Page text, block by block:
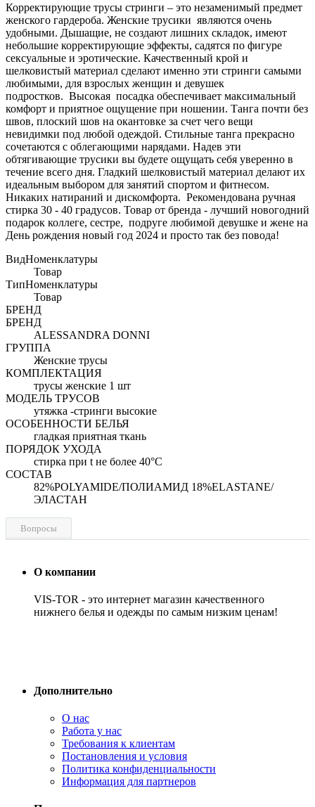
Корректирующие трусы стринги – это незаменимый предмет
женского гардероба. Женские трусики являются очень
удобными. Дышащие, не создают лишних складок, имеют
небольшие корректирующие эффекты, садятся по фигуре
сексуальные и эротические. Качественный крой и
шелковистый материал сделают именно эти стринги самыми
любимыми, для взрослых женщин и девушек
подростков. Высокая посадка обеспечивает максимальный
комфорт и приятное ощущение при ношении. Танга почти без
швов, плоский шов на окантовке за счет чего вещи
невидимки под любой одеждой. Стильные танга прекрасно
сочетаются с облегающими нарядами. Надев эти
обтягивающие трусики вы будете ощущать себя уверенно в
течение всего дня. Гладкий шелковистый материал делают их
идеальным выбором для занятий спортом и фитнесом.
Никаких натираний и дискомфорта. Рекомендована ручная
стирка 30 - 40 градусов. Товар от бренда - лучший новогодний
подарок коллеге, сестре, подруге любимой девушке и жене на
День рождения новый год 2024 и просто так без повода!
ВидНоменклатуры
Товар
ТипНоменклатуры
Товар
БРЕНД
БРЕНД
ALESSANDRA DONNI
ГРУППА
Женские трусы
КОМПЛЕКТАЦИЯ
трусы женские 1 шт
МОДЕЛЬ ТРУСОВ
утяжка -стринги высокие
ОСОБЕННОСТИ БЕЛЬЯ
гладкая приятная ткань
ПОРЯДОК УХОДА
стирка при t не более 40°C
СОСТАВ
82%POLYAMIDE/ПОЛИАМИД 18%ELASTANE/
ЭЛАСТАН
Вопросы
О компании
VIS-TOR - это интернет магазин качественного
нижнего белья и одежды по самым низким ценам!
Дополнительно
О нас
Работа у нас
Требования к клиентам
Постановления и условия
Политика конфиденциальности
Информация для партнеров